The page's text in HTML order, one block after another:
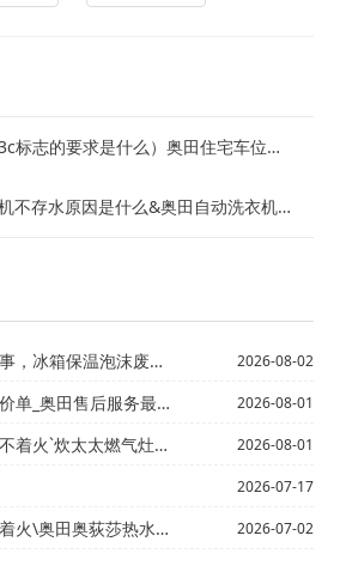
的要求是什么）奥田住宅车位配比规范是什么
水原因是什么&奥田自动洗衣机不脱水是什么原因
箱保温泡沫废物处理 2026-08-02
奥田售后服务最新报价 2026-08-01
太燃气灶电池更换仍打不着火 2026-08-01
2026-07-17
电话,奥荻莎热水器指示灯不亮的原因 2026-07-02